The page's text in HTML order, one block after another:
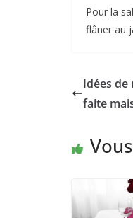
Pour la
flâner au
Idées de
faite